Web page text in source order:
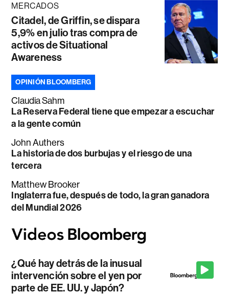
MERCADOS
Citadel, de Griffin, se dispara
5,9% en julio tras compra de
activos de Situational
Awareness
OPINIÓN BLOOMBERG
Claudia Sahm
La Reserva Federal tiene que empezar a escuchar
a la gente común
John Authers
La historia de dos burbujas y el riesgo de una
tercera
Matthew Brooker
Inglaterra fue, después de todo, la gran ganadora
del Mundial 2026
¿Qué hay detrás de la inusual
intervención sobre el yen por
parte de EE. UU. y Japón?